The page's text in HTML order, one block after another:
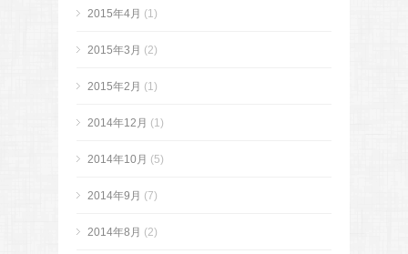
2015年4月 (1)
2015年3月 (2)
2015年2月 (1)
2014年12月 (1)
2014年10月 (5)
2014年9月 (7)
2014年8月 (2)